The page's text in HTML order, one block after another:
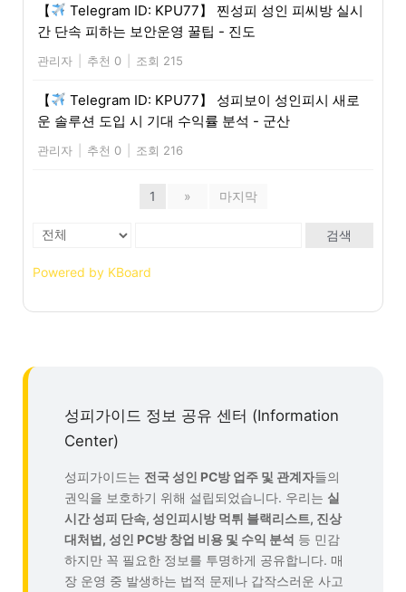
【
Telegram ID: KPU77】 찐성피 성인 피씨방 실시
간 단속 피하는 보안운영 꿀팁 - 진도
관리자 추천 0 조회 215
【
Telegram ID: KPU77】 성피보이 성인피시 새로
운 솔루션 도입 시 기대 수익률 분석 - 군산
관리자 추천 0 조회 216
1 » 마지막
검색
Powered by KBoard
성피가이드 정보 공유 센터 (Information
Center)
성피가이드는 전국 성인 PC방 업주 및 관계자들의
권익을 보호하기 위해 설립되었습니다. 우리는 실
시간 성피 단속, 성인피시방 먹튀 블랙리스트, 진상
대처법, 성인 PC방 창업 비용 및 수익 분석 등 민감
하지만 꼭 필요한 정보를 투명하게 공유합니다. 매
장 운영 중 발생하는 법적 문제나 갑작스러운 사고